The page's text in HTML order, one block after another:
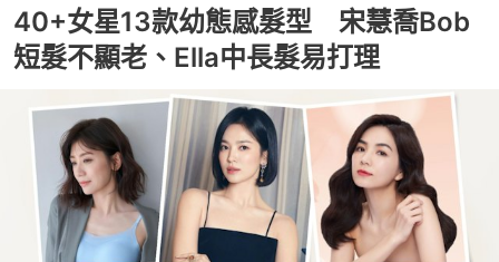
40+女星13款幼態感髮型 宋慧喬Bob
短髮不顯老、Ella中長髮易打理